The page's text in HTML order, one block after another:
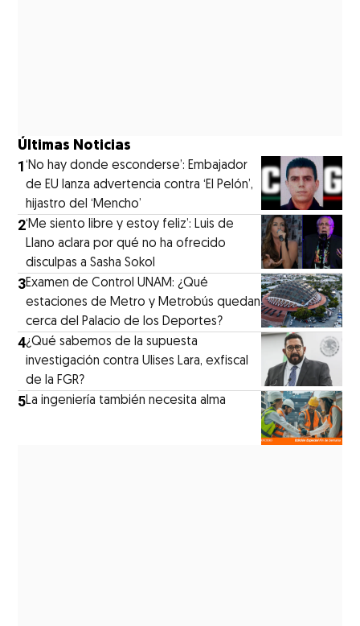
Últimas Noticias
1‘No hay donde esconderse’: Embajador
de EU lanza advertencia contra ‘El Pelón’,
hijastro del ‘Mencho’
2‘Me siento libre y estoy feliz’: Luis de
Llano aclara por qué no ha ofrecido
disculpas a Sasha Sokol
3Examen de Control UNAM: ¿Qué
estaciones de Metro y Metrobús quedan
cerca del Palacio de los Deportes?
4¿Qué sabemos de la supuesta
investigación contra Ulises Lara, exfiscal
de la FGR?
5La ingeniería también necesita alma